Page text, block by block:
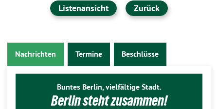
Listenansicht Zurück
Nachrichten Termine Beschlüsse
Buntes Berlin, vielfältige Stadt.
Berlin steht zusammen!